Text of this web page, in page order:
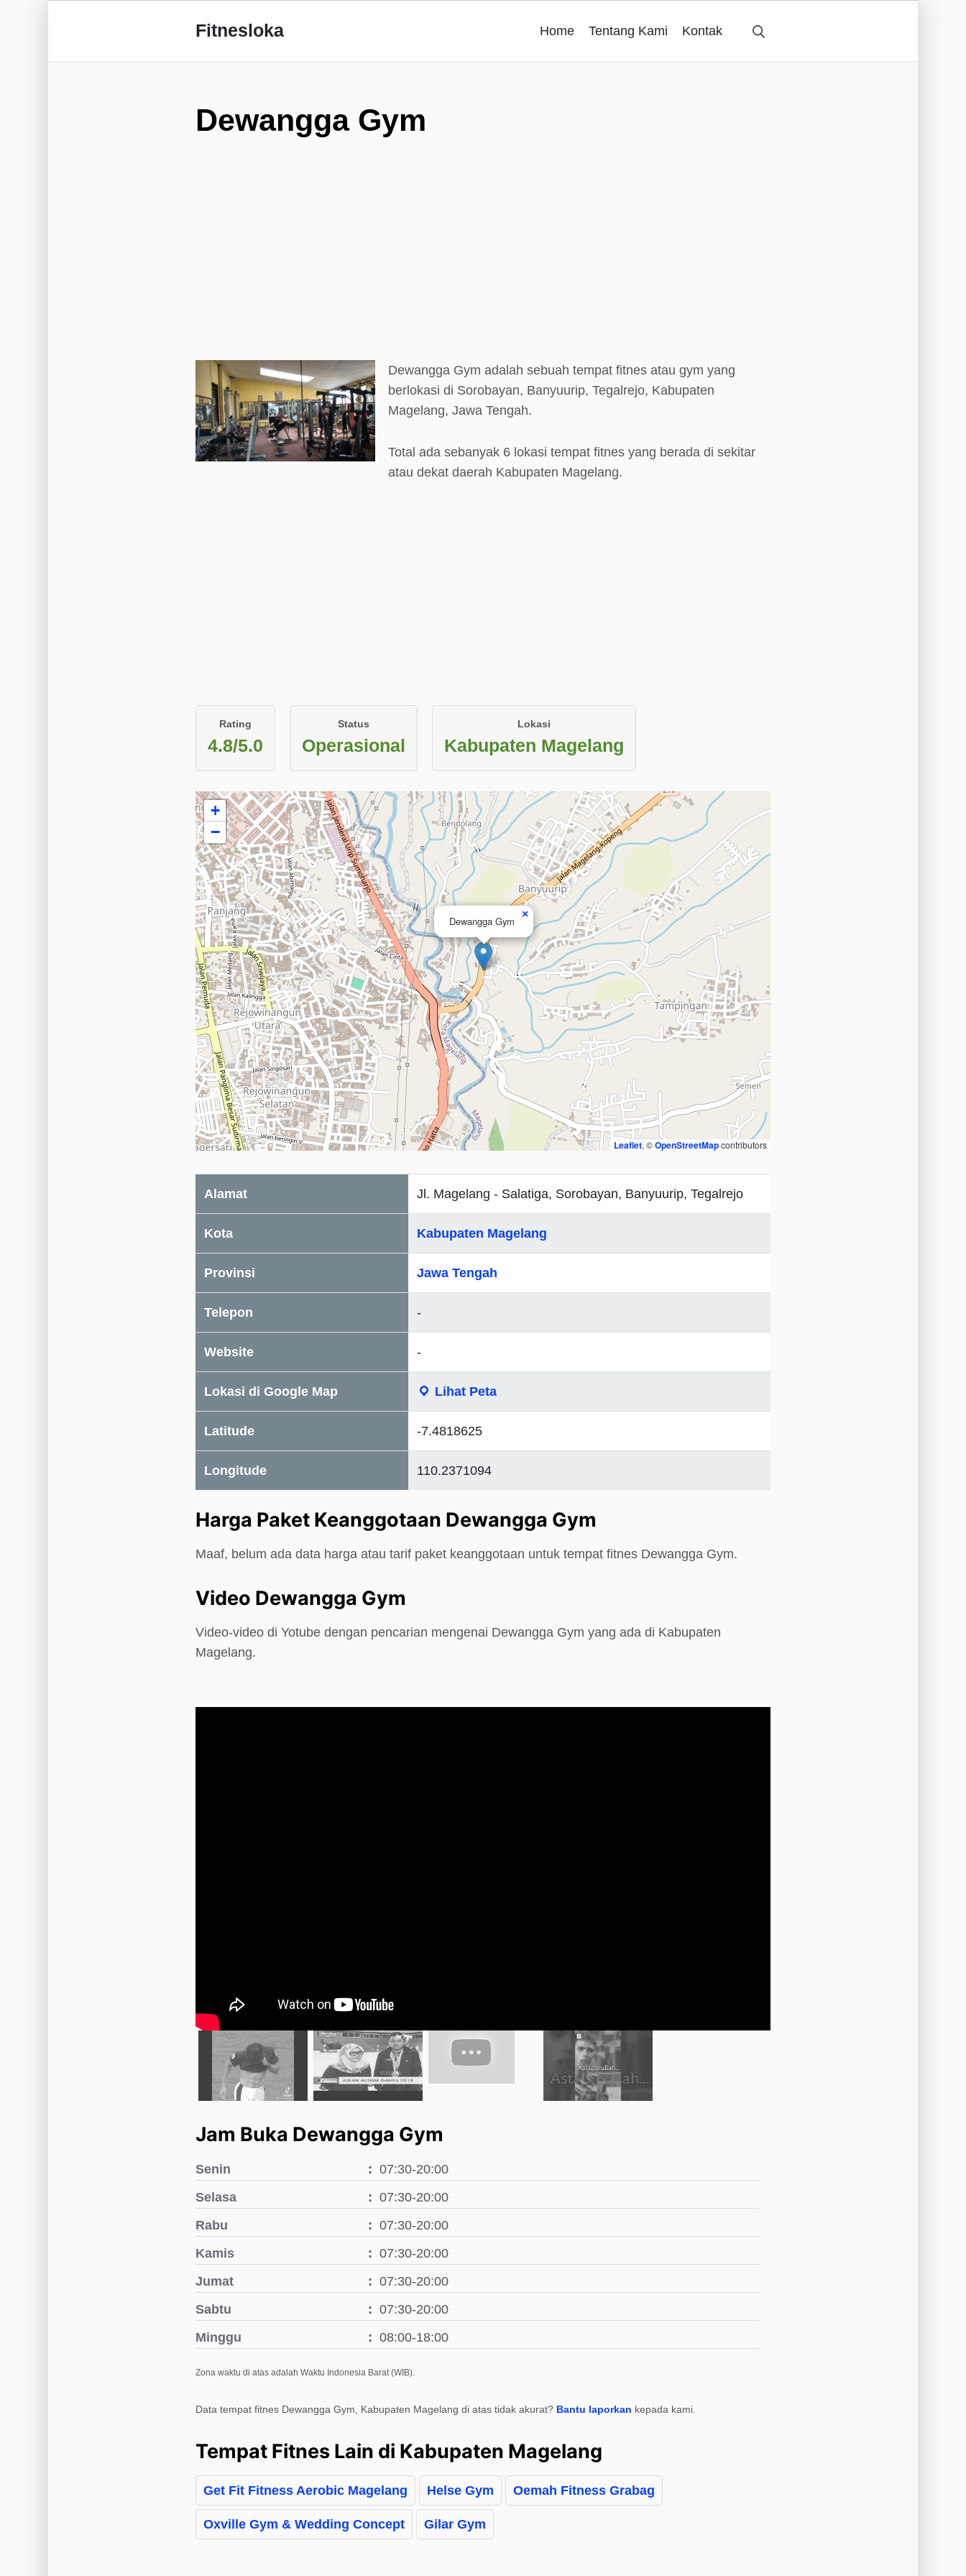
Fitnesloka Home Tentang Kami Kontak
Dewangga Gym
Dewangga Gym adalah sebuah tempat fitnes atau gym yang
berlokasi di Sorobayan, Banyuurip, Tegalrejo, Kabupaten
Magelang, Jawa Tengah.
Total ada sebanyak 6 lokasi tempat fitnes yang berada di sekitar
atau dekat daerah Kabupaten Magelang.
Rating
4.8/5.0
Status
Operasional
Lokasi
Kabupaten Magelang
Dewangga Gym
×
+
−
Leaflet, ©OpenStreetMapcontributors
Alamat Jl. Magelang - Salatiga, Sorobayan, Banyuurip, Tegalrejo
Kota Kabupaten Magelang
Provinsi Jawa Tengah
Telepon -
Website -
Lokasi di Google Map Lihat Peta
Latitude -7.4818625
Longitude 110.2371094
Harga Paket Keanggotaan Dewangga Gym
Maaf, belum ada data harga atau tarif paket keanggotaan untuk tempat fitnes Dewangga Gym.
Video Dewangga Gym
Video-video di Yotube dengan pencarian mengenai Dewangga Gym yang ada di Kabupaten
Magelang.
Jam Buka Dewangga Gym
Senin
07:30-20:00
Selasa
07:30-20:00
Rabu
07:30-20:00
Kamis
07:30-20:00
Jumat
07:30-20:00
Sabtu
07:30-20:00
Minggu
08:00-18:00
Zona waktu di atas adalah Waktu Indonesia Barat (WIB).
Data tempat fitnes Dewangga Gym, Kabupaten Magelang di atas tidak akurat? Bantu laporkan kepada kami.
Tempat Fitnes Lain di Kabupaten Magelang
Get Fit Fitness Aerobic Magelang Helse Gym Oemah Fitness Grabag
Oxville Gym & Wedding Concept Gilar Gym